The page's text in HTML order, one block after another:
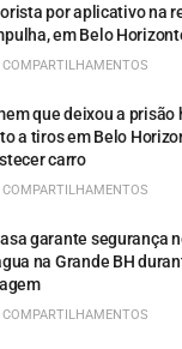
por aplicativo na
em Belo
que deixou a prisão
a tiros em Belo
carro
garante segurança
na Grande BH